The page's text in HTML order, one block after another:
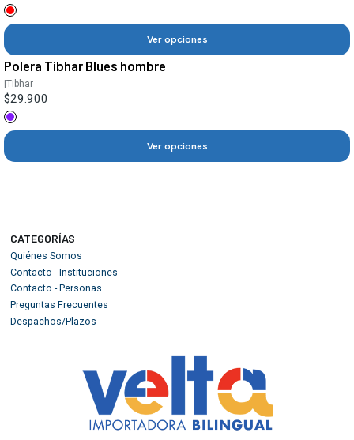
Ver opciones
Polera Tibhar Blues hombre
|Tibhar
$29.900
Ver opciones
CATEGORÍAS
Quiénes Somos
Contacto - Instituciones
Contacto - Personas
Preguntas Frecuentes
Despachos/Plazos